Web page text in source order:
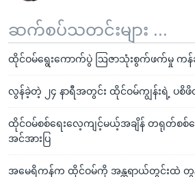
ဆက်စပ်သတင်းများ ...
ထိုင်ဝမ်ရွေးကောက်ပွဲ ဩဇာသုံးစွက်ဖက်မှု ကန်
လွန်ခဲ့တဲ့ ၂၄ နာရီအတွင်း ထိုင်ဝမ်ကျွန်းရဲ့ ပစိ
ထိုင်ဝမ်စစ်ရေးလေ့ကျင့်မယ့်အချိန် တရုတ်စစ်
အင်အားပြ
အမေရိကန်က ထိုင်ဝမ်ကို အန္တရာယ်တွင်းထဲ